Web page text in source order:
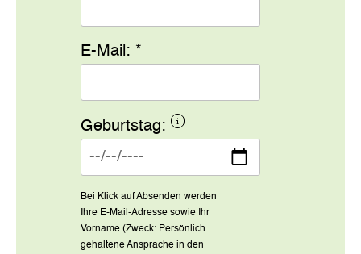
E-Mail: *
Geburtstag:
Bei Klick auf Absenden werden
Ihre E-Mail-Adresse sowie Ihr
Vorname (Zweck: Persönlich
gehaltene Ansprache in den